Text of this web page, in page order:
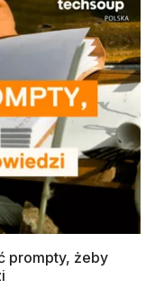
prompty, żeby